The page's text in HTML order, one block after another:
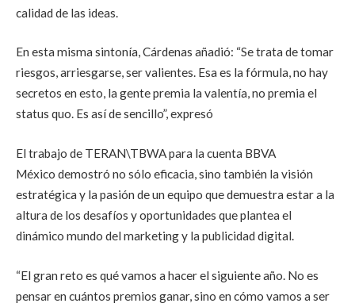
calidad de las ideas.
En esta misma sintonía, Cárdenas añadió: “Se trata de tomar
riesgos, arriesgarse, ser valientes. Esa es la fórmula, no hay
secretos en esto, la gente premia la valentía, no premia el
status quo. Es así de sencillo”, expresó
El trabajo de TERAN\TBWA para la cuenta BBVA
México demostró no sólo eficacia, sino también la visión
estratégica y la pasión de un equipo que demuestra estar a la
altura de los desafíos y oportunidades que plantea el
dinámico mundo del marketing y la publicidad digital.
“El gran reto es qué vamos a hacer el siguiente año. No es
pensar en cuántos premios ganar, sino en cómo vamos a ser